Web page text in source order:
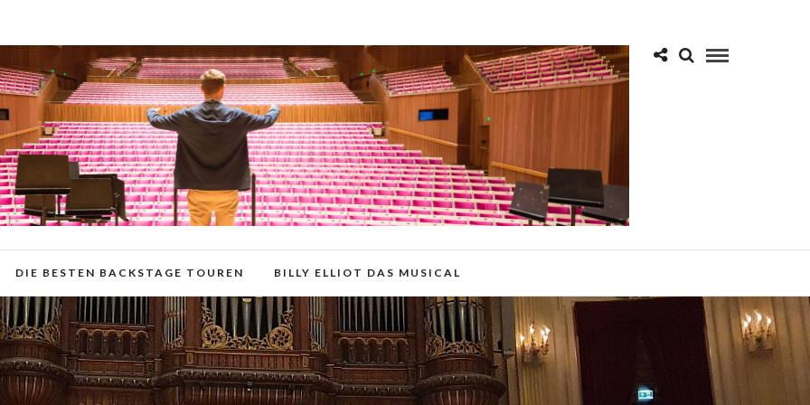
DIE BESTEN BACKSTAGE TOUREN BILLY ELLIOT DAS MUSICAL